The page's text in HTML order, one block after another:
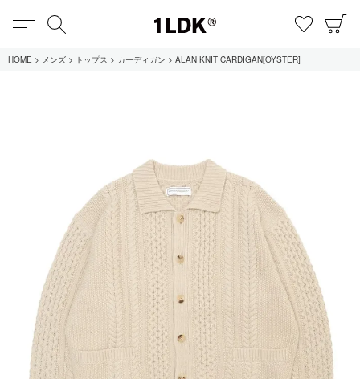
MENU お気に
全てのアイテム
限定
セール
全てのブランド
UNIVERSAL PRODUCTS.
EVCON
MY___
1LDK STAND
HOME メンズ トップス カーディガン ALAN KNIT CARDIGAN[OYSTER]